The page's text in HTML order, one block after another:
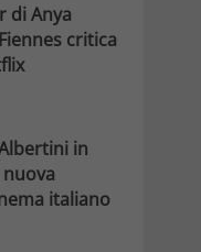
di Anya
critica
in
italiano